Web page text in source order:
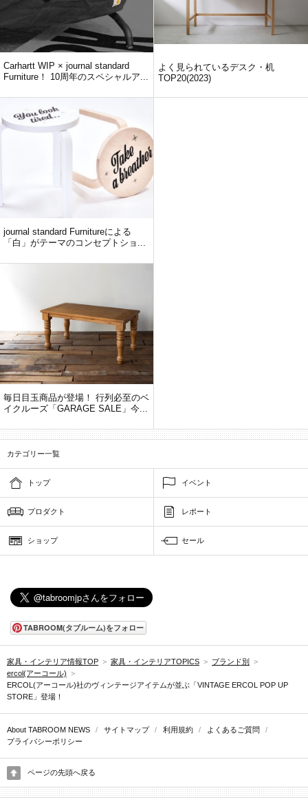
Carhartt WIP × journal standard
Furniture！ 10周年のスペシャルア...
journal standard Furnitureによる
「白」がテーマのコンセプトショ...
毎日目玉商品が登場！ 行列必至のベ
イクルーズ「GARAGE SALE」今...
よく見られているデスク・机
TOP20(2023)
カテゴリー一覧
トップ イベント
プロダクト レポート
ショップ セール
TABROOM(タブルーム)をフォロー
家具・インテリア情報TOP > 家具・インテリアTOPICS > ブランド別 >
ercol(アーコール) >
ERCOL(アーコール)社のヴィンテージアイテムが並ぶ「VINTAGE ERCOL POP UP
STORE」登場！
About TABROOM NEWS / サイトマップ / 利用規約 / よくあるご質問
/
プライバシーポリシー
ページの先頭へ戻る